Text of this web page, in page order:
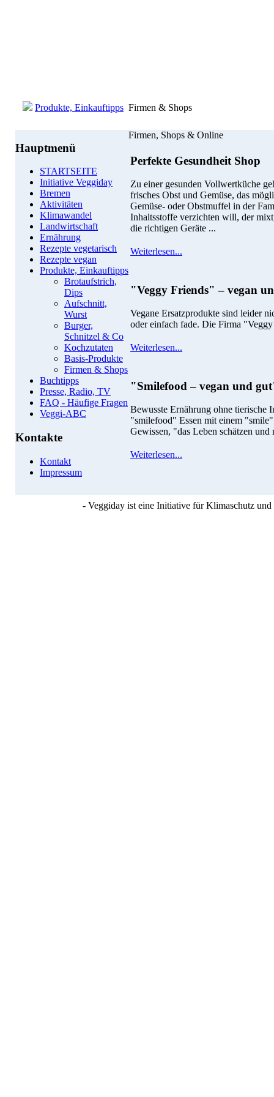
Produkte, Einkauftipps Firmen & Shops
Hauptmenü
STARTSEITE
Initiative Veggiday
Bremen
Aktivitäten
Klimawandel
Landwirtschaft
Ernährung
Rezepte vegetarisch
Rezepte vegan
Produkte, Einkauftipps
Brotaufstrich,
Dips
Aufschnitt,
Wurst
Burger,
Schnitzel & Co
Kochzutaten
Basis-Produkte
Firmen & Shops
Buchtipps
Presse, Radio, TV
FAQ - Häufige Fragen
Veggi-ABC
Kontakte
Kontakt
Impressum
Firmen, Shops & Online
Perfekte Gesundheit Shop
Zu einer gesunden Vollwertküche
frisches Obst und Gemüse, das
Gemüse- oder Obstmuffel in der
Inhaltsstoffe verzichten will, der
die richtigen Geräte ...
Weiterlesen...
"Veggy Friends" – vegan
Vegane Ersatzprodukte sind leider
oder einfach fade. Die Firma
Weiterlesen...
"Smilefood – vegan und
Bewusste Ernährung ohne tierische
"smilefood" Essen mit einem
Gewissen, "das Leben schätzen und
Weiterlesen...
- Veggiday ist eine Initiative für Klimaschutz